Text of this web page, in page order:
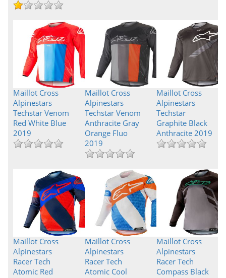
Maillot Cross
Alpinestars
Techstar Venom
Red White Blue
2019
Maillot Cross
Alpinestars
Techstar Venom
Anthracite Gray
Orange Fluo
2019
Maillot Cross
Alpinestars
Techstar
Graphite Black
Anthracite 2019
Maillot Cross
Alpinestars
Racer Tech
Atomic Red
Maillot Cross
Alpinestars
Racer Tech
Atomic Cool
Maillot Cross
Alpinestars
Racer Tech
Compass Black